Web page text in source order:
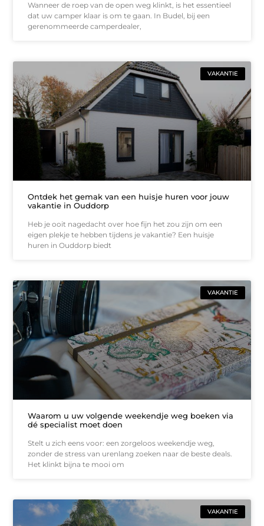
Wanneer de roep van de open weg klinkt, is het essentieel
dat uw camper klaar is om te gaan. In Budel, bij een
gerenommeerde camperdealer,
VAKANTIE
Ontdek het gemak van een huisje huren voor jouw
vakantie in Ouddorp
Heb je ooit nagedacht over hoe fijn het zou zijn om een
eigen plekje te hebben tijdens je vakantie? Een huisje
huren in Ouddorp biedt
VAKANTIE
Waarom u uw volgende weekendje weg boeken via
dé specialist moet doen
Stelt u zich eens voor: een zorgeloos weekendje weg,
zonder de stress van urenlang zoeken naar de beste deals.
Het klinkt bijna te mooi om
VAKANTIE